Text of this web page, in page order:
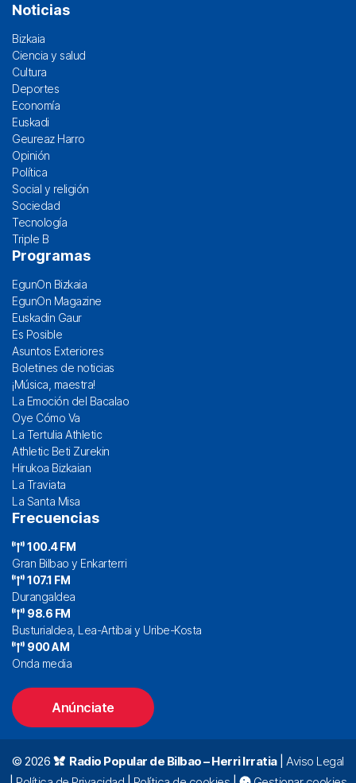
Noticias
Bizkaia
Ciencia y salud
Cultura
Deportes
Economía
Euskadi
Geureaz Harro
Opinión
Política
Social y religión
Sociedad
Tecnología
Triple B
Programas
EgunOn Bizkaia
EgunOn Magazine
Euskadin Gaur
Es Posible
Asuntos Exteriores
Boletines de noticias
¡Música, maestra!
La Emoción del Bacalao
Oye Cómo Va
La Tertulia Athletic
Athletic Beti Zurekin
Hirukoa Bizkaian
La Traviata
La Santa Misa
Frecuencias
100.4 FM
Gran Bilbao y Enkarterri
107.1 FM
Durangaldea
98.6 FM
Busturialdea, Lea-Artibai y Uribe-Kosta
900 AM
Onda media
Anúnciate
© 2026 Radio Popular de Bilbao – Herri Irratia| Aviso Legal